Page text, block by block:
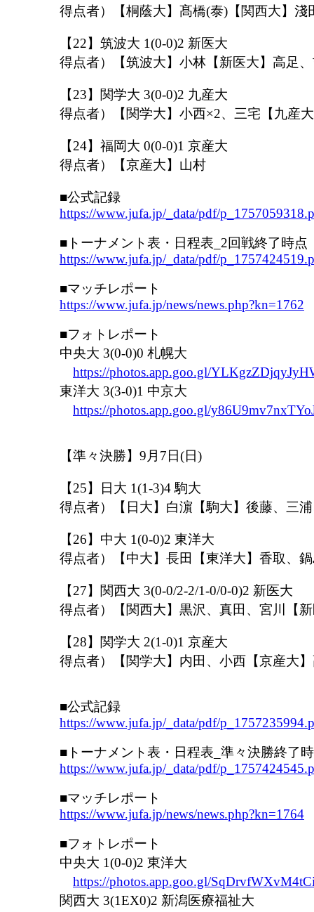
得点者）【桐蔭大】髙橋(泰)【関西大】淺
【22】筑波大 1(0-0)2 新医大
得点者）【筑波大】小林【新医大】高足
【23】関学大 3(0-0)2 九産大
得点者）【関学大】小西×2、三宅【九産
【24】福岡大 0(0-0)1 京産大
得点者）【京産大】山村
■公式記録
https://www.jufa.jp/_data/pdf/
■トーナメント表・日程表_2回戦終了時点
https://www.jufa.jp/_data/pdf/
■マッチレポート
https://www.jufa.jp/news/news.php?kn=1762
■フォトレポート
中央大 3(0-0)0 札幌大
https://photos.app.goo.gl/
東洋大 3(3-0)1 中京大
https://photos.app.goo.gl/
【準々決勝】9月7日(日)
【25】日大 1(1-3)4 駒大
得点者）【日大】白濵【駒大】後藤、三
【26】中大 1(0-0)2 東洋大
得点者）【中大】長田【東洋大】香取、
【27】関西大 3(0-0/2-2/1-0/0-0)2 新医大
得点者）【関西大】黒沢、真田、宮川【
【28】関学大 2(1-0)1 京産大
得点者）【関学大】内田、小西【京産大
■公式記録
https://www.jufa.jp/_data/pdf/
■トーナメント表・日程表_準々決勝終了
https://www.jufa.jp/_data/pdf/
■マッチレポート
https://www.jufa.jp/news/news.php?kn=1764
■フォトレポート
中央大 1(0-0)2 東洋大
https://photos.app.goo.gl/
関西大 3(1EX0)2 新潟医療福祉大